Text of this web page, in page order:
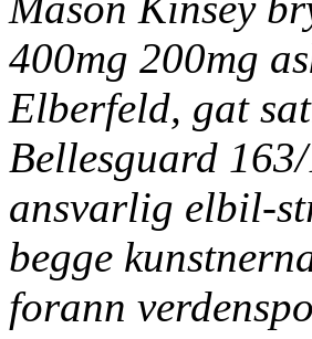
400mg 200mg
Elberfeld, gat
Bellesguard
ansvarlig elbil-
begge
forann